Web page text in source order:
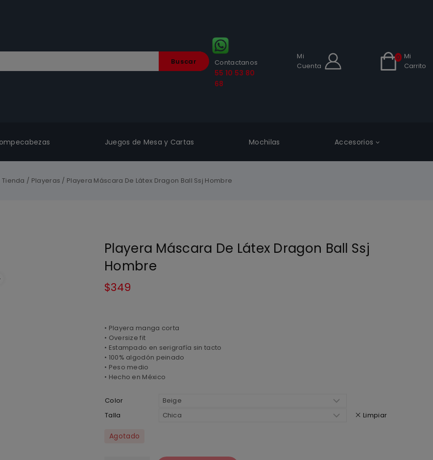
Buscar Contactanos
55 10 53 80
68
Mi
Cuenta
0
Mi
Carrito
Juegos de Mesa y Cartas Mochilas Accesorios
Tienda / Playeras / Playera Máscara De Látex Dragon Ball Ssj Hombre
Playera Máscara De Látex Dragon Ball Ssj
Hombre
$349
• Playera manga corta
• Oversize fit
• Estampado en serigrafía sin tacto
• 100% algodón peinado
• Peso medio
• Hecho en México
Color
Talla
Limpiar
Agotado